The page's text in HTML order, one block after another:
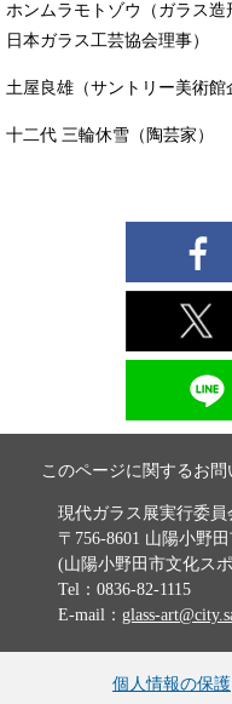
ホンムラモトゾウ（ガラス造
日本ガラス工芸協会理事）
土屋良雄（サントリー美術館
十二代 三輪休雪（陶芸家）
このページに関するお問
現代ガラス展実行委員
〒756-8601 山陽小野田
(山陽小野田市文化スポ
Tel：0836-82-1115
E-mail： glass-
個人情報の保護